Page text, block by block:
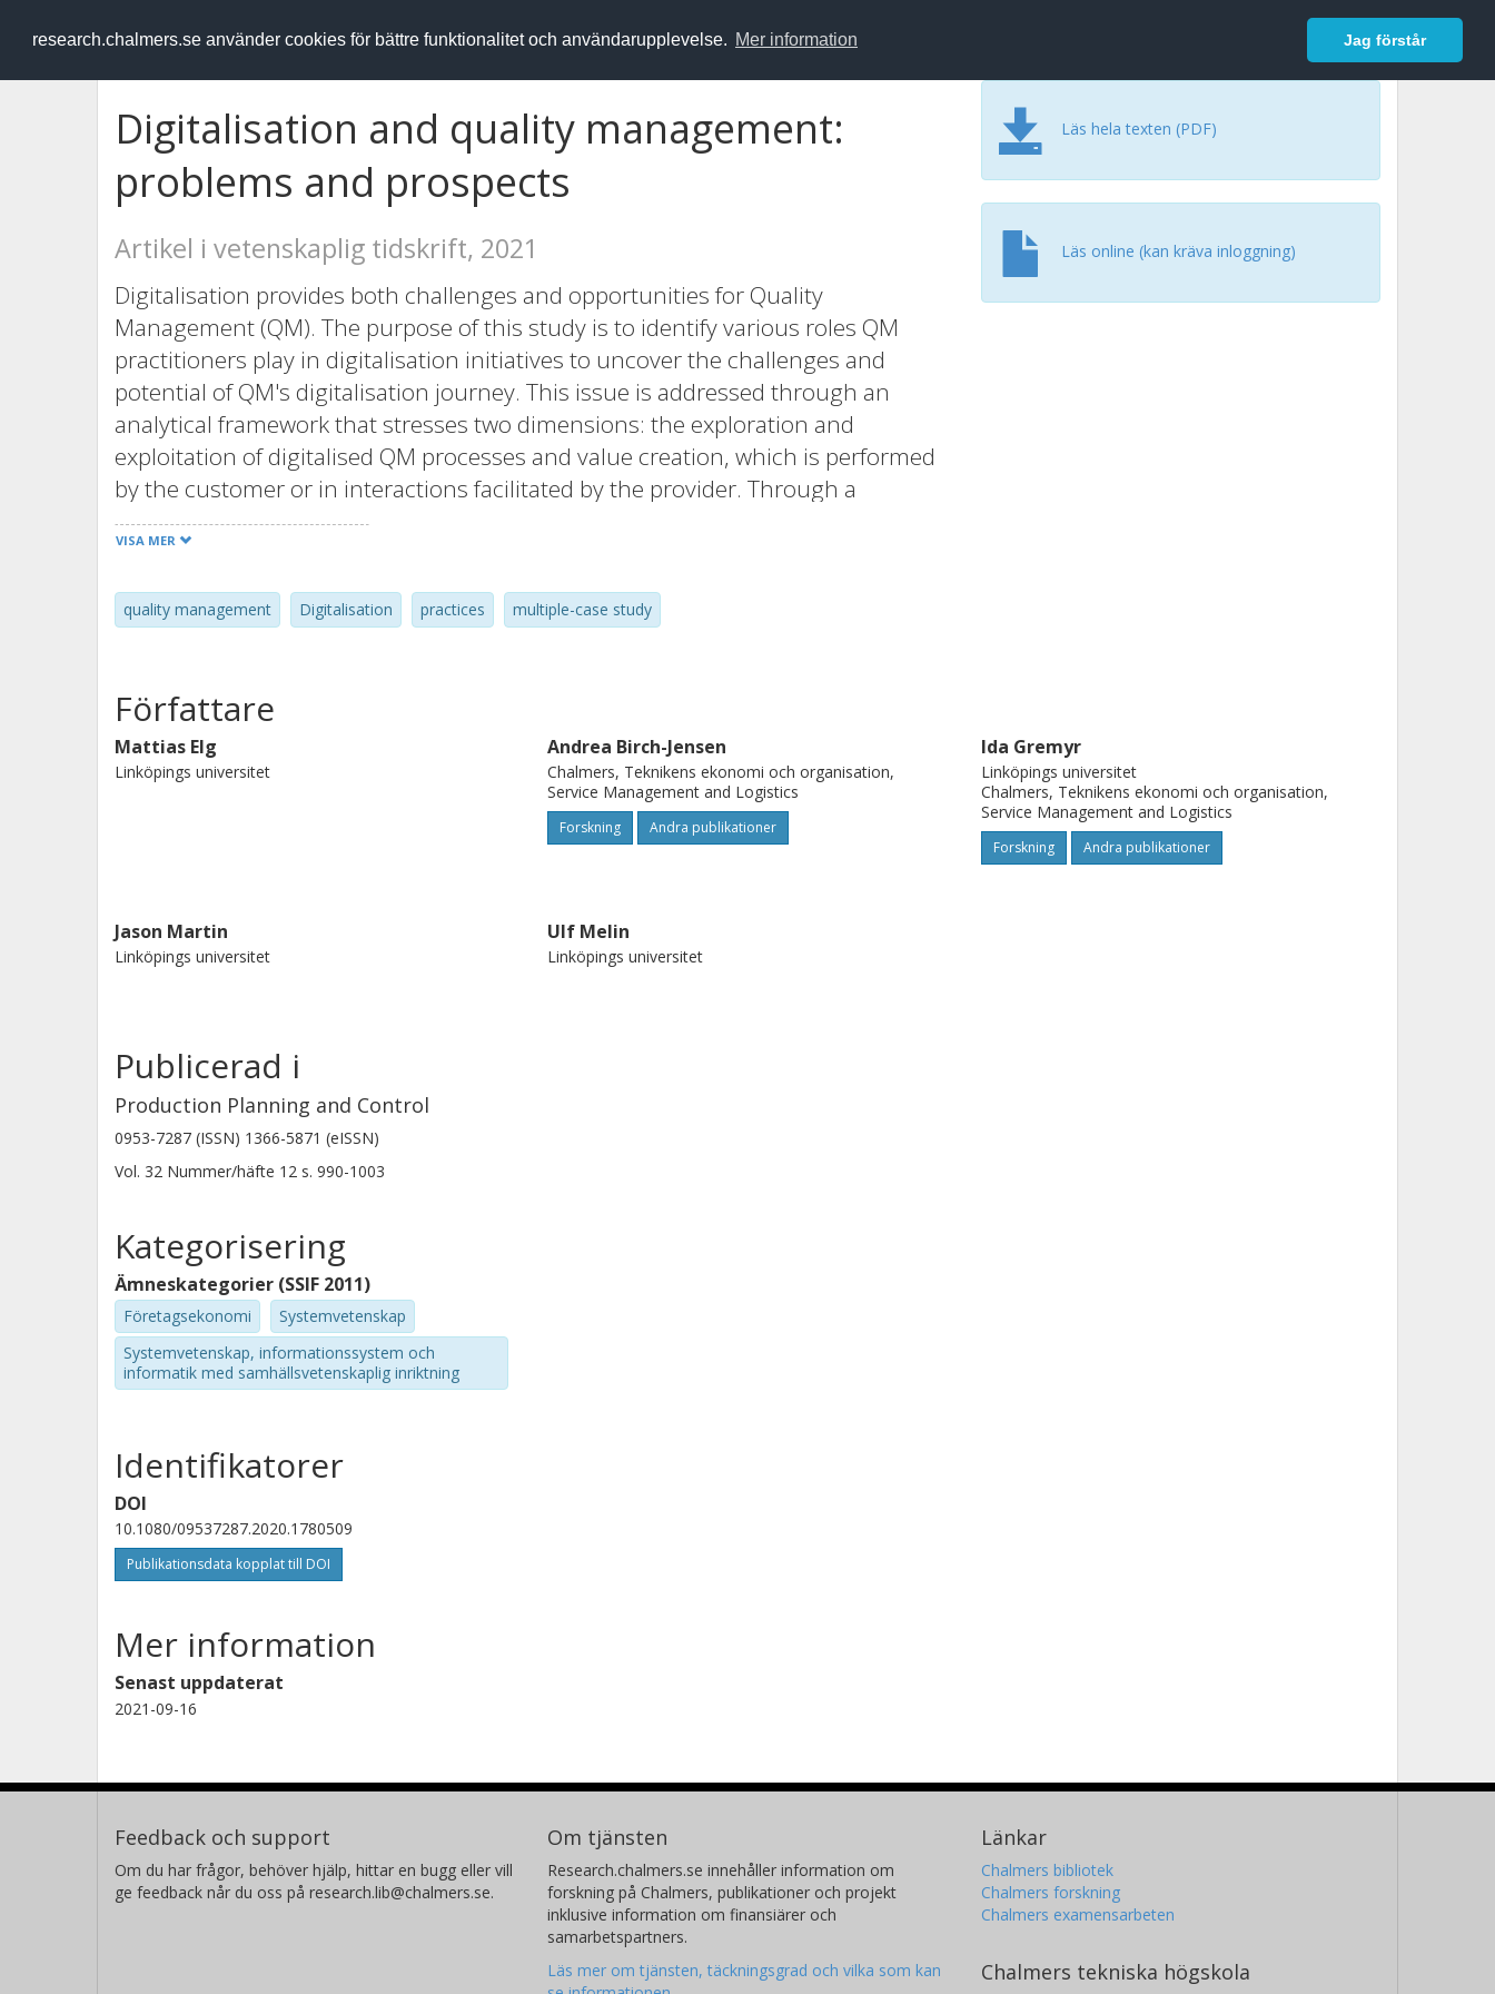
research.chalmers.se använder cookies för bättre funktionalitet och användarupplevelse. Mer information Jag förstår
RESEARCH.chalmers.se Logga in
Digitalisation and quality management:
problems and prospects
Artikel i vetenskaplig tidskrift, 2021
Digitalisation provides both challenges and opportunities for Quality
Management (QM). The purpose of this study is to identify various roles QM
practitioners play in digitalisation initiatives to uncover the challenges and
potential of QM's digitalisation journey. This issue is addressed through an
analytical framework that stresses two dimensions: the exploration and
exploitation of digitalised QM processes and value creation, which is performed
by the customer or in interactions facilitated by the provider. Through a
multiple-case study of four large Swedish organisations, we propose six
different challenges and corresponding roles for QM. Further, the study
identifies challenges of digitalisation affecting both exploitative and explorative
practices throughout an organisation's value creation process. This research
empirically.
VISA MER
quality management Digitalisation practices multiple-case study
Läs hela texten (PDF)
Läs online (kan kräva inloggning)
Författare
Mattias Elg
Linköpings universitet
Andrea Birch-Jensen
Chalmers, Teknikens ekonomi och organisation,
Service Management and Logistics
Forskning Andra publikationer
Ida Gremyr
Linköpings universitet
Chalmers, Teknikens ekonomi och organisation,
Service Management and Logistics
Forskning Andra publikationer
Jason Martin
Linköpings universitet
Ulf Melin
Linköpings universitet
Publicerad i
Production Planning and Control
0953-7287 (ISSN) 1366-5871 (eISSN)
Vol. 32 Nummer/häfte 12 s. 990-1003
Kategorisering
Ämneskategorier (SSIF 2011)
Företagsekonomi
Systemvetenskap
Systemvetenskap, informationssystem och
informatik med samhällsvetenskaplig inriktning
Identifikatorer
DOI
10.1080/09537287.2020.1780509
Publikationsdata kopplat till DOI
Mer information
Senast uppdaterat
2021-09-16
Feedback och support
Om du har frågor, behöver hjälp, hittar en bugg eller vill
ge feedback når du oss på research.lib@chalmers.se.
Om tjänsten
Research.chalmers.se innehåller information om
forskning på Chalmers, publikationer och projekt
inklusive information om finansiärer och
samarbetspartners.
Läs mer om tjänsten, täckningsgrad och vilka som kan
Länkar
Chalmers bibliotek
Chalmers forskning
Chalmers examensarbeten
Chalmers tekniska högskola